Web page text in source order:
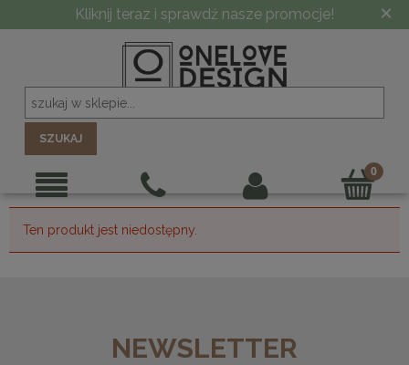
Kliknij teraz i sprawdź nasze promocje! ×
SZUKAJ
Ten produkt jest niedostępny.
NEWSLETTER